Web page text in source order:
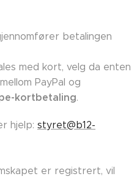
betalingen
med kort, velg da enten
PayPal og
kortbetaling.
hjelp: styret@b12-
er registrert, vil